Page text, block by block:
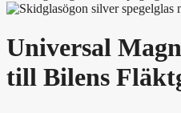
Universal
till Bilens